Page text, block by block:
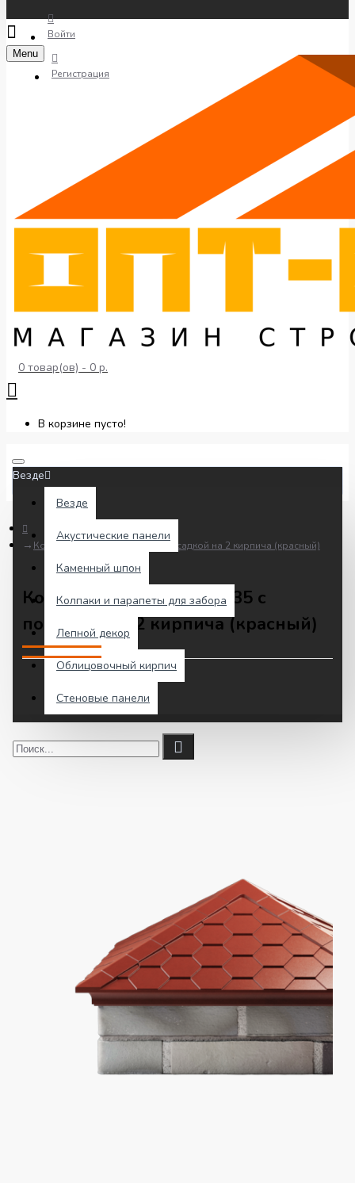
Войти
Регистрация
Menu
0 товар(ов) - 0 р.
В корзине пусто!
Везде
Везде
Акустические панели
Каменный шпон
Колпаки и парапеты для забора
Лепной декор
Облицовочный кирпич
Стеновые панели
Колпак EVEREST 535 х 535 с посадкой на 2 кирпича (красный)
Колпак EVEREST 535 х 535 с
посадкой на 2 кирпича (красный)